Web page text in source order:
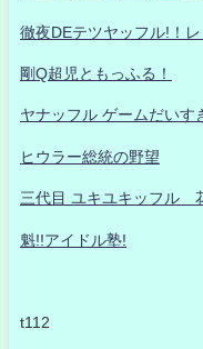
徹夜DEテツヤッフル!！レ
剛Q超児ともっふる！
ヤナッフル ゲームだいす
ヒウラー総統の野望
三代目 ユキユキッフル
魁!!アイドル塾!
t112